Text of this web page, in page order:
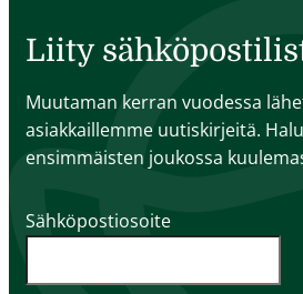
Liity
Muutaman kerran vuodessa
asiakkaillemme uutiskirjeitä.
ensimmäisten joukossa
Sähköpostiosoite